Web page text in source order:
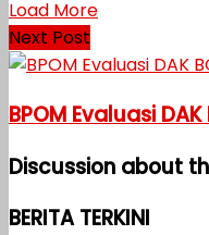
Load More
Next Post
BPOM Evaluasi
Discussion about
BERITA TERKINI